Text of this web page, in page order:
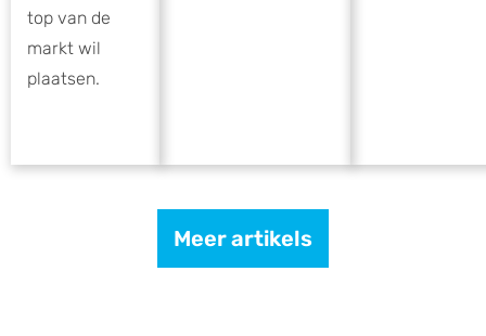
top van de
markt wil
plaatsen.
Meer artikels